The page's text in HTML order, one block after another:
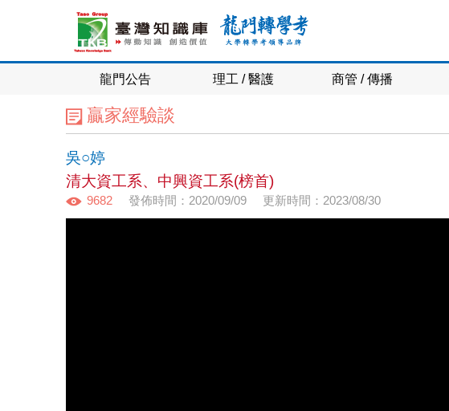
龍門公告 理工 / 醫護 商管 / 傳播
贏家經驗談
吳○婷
清大資工系、中興資工系(榜首)
9682 發佈時間：2020/09/09 更新時間：2023/08/30